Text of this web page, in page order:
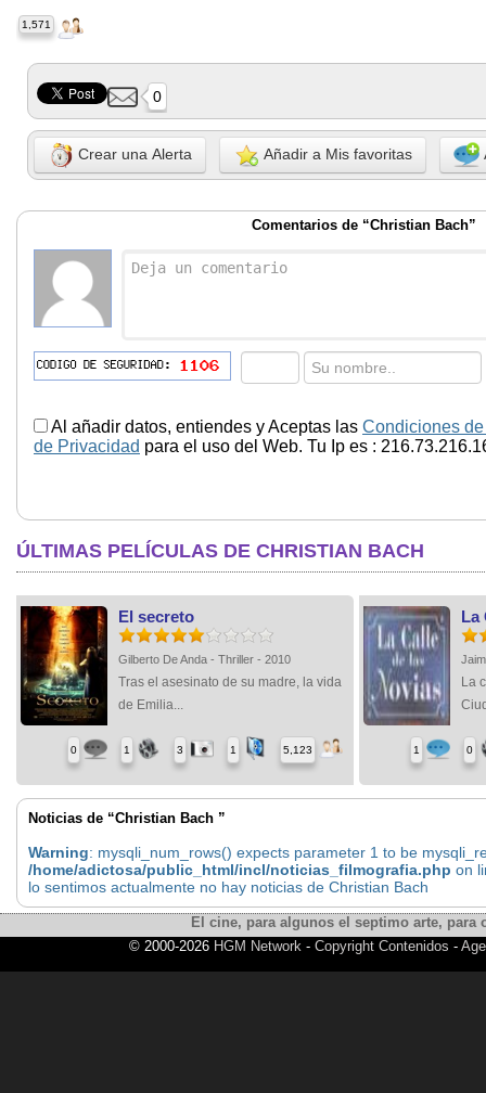
1,571
0
Crear una Alerta Añadir a Mis favoritas
Comentarios de “Christian Bach”
Al añadir datos, entiendes y Aceptas las Condiciones
de Privacidad para el uso del Web. Tu Ip es :
ÚLTIMAS PELÍCULAS DE CHRISTIAN BACH
El secreto
Gilberto De Anda - Thriller - 2010
Tras el asesinato de su madre, la vida
de Emilia...
0 1 3 1 5,123
La
La
1 0
Noticias de “Christian Bach ”
Warning: mysqli_num_rows() expects parameter 1 to be
/home/adictosa/public_html/incl/noticias_filmografia.php on
lo sentimos actualmente no hay noticias de Christian Bach
El cine, para algunos el septimo arte,
© 2000-2026 HGM Network- Copyright Contenidos -